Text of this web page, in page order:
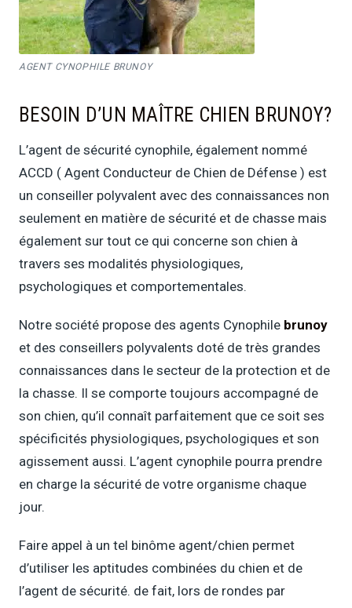
AGENT CYNOPHILE BRUNOY
BESOIN D’UN MAÎTRE CHIEN BRUNOY?
L’agent de sécurité cynophile, également nommé
ACCD ( Agent Conducteur de Chien de Défense ) est
un conseiller polyvalent avec des connaissances non
seulement en matière de sécurité et de chasse mais
également sur tout ce qui concerne son chien à
travers ses modalités physiologiques,
psychologiques et comportementales.
Notre société propose des agents Cynophile brunoy
et des conseillers polyvalents doté de très grandes
connaissances dans le secteur de la protection et de
la chasse. Il se comporte toujours accompagné de
son chien, qu’il connaît parfaitement que ce soit ses
spécificités physiologiques, psychologiques et son
agissement aussi. L’agent cynophile pourra prendre
en charge la sécurité de votre organisme chaque
jour.
Faire appel à un tel binôme agent/chien permet
d’utiliser les aptitudes combinées du chien et de
l’agent de sécurité. de fait, lors de rondes par